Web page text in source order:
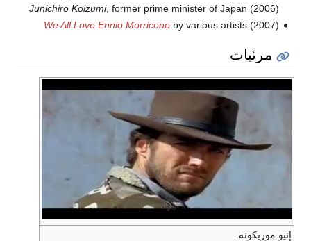
Junichiro Koizumi, former prime minister of Japan (2006)
We All Love Ennio Morriconeby various artists (2007)
مرئيات
إنيو موريكونه.